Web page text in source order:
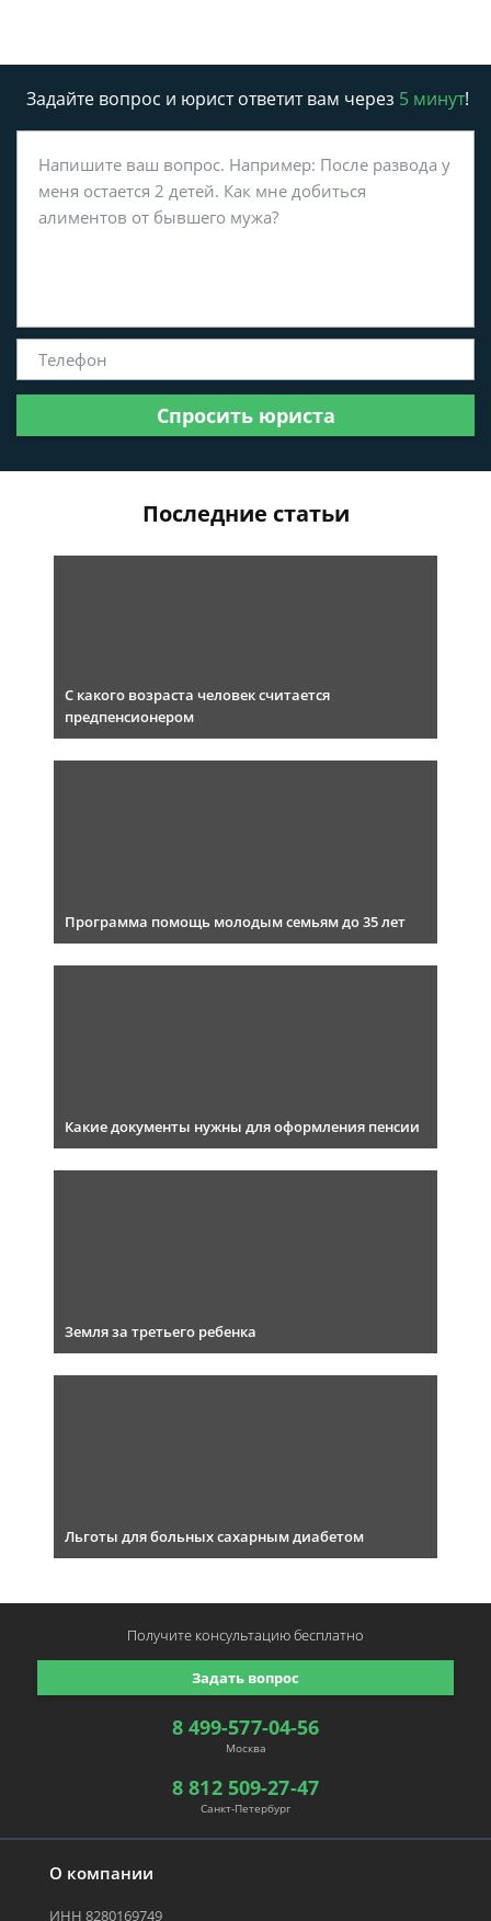
Задайте вопрос и юрист ответит вам через 5 минут!
Спросить юриста
Последние статьи
С какого возраста человек считается
предпенсионером
Программа помощь молодым семьям до 35 лет
Какие документы нужны для оформления пенсии
Земля за третьего ребенка
Льготы для больных сахарным диабетом
О компании
ИНН 8280169749
8 499-577-04-56
Москва
8 812 509-27-47
Санкт-Петербург
Задать вопрос
Получите консультациюбесплатно